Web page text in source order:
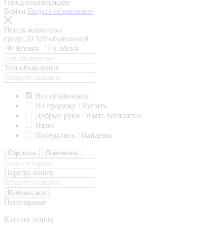
Город подтверждён
Войти Подать объявление
Поиск животных
среди 20 329 объявлений
Кошки
Собаки
Тип объявления
Все объявления
На продажу / Купить
Добрые руки / Взять бесплатно
Вязка
Потерялись / Найдены
Сбросить Применить
Породы кошек
Выбрать все
Популярные
Каталог пород